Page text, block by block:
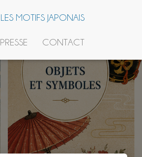
LES MOTIFS JAPONAIS
PRESSE CONTACT